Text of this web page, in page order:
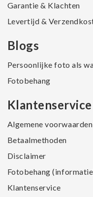
Garantie & Klachten
Levertijd &
Blogs
Persoonlijke foto als
Fotobehang
Klantenservice
Algemene voorwaarden
Betaalmethoden
Disclaimer
Fotobehang
Klantenservice